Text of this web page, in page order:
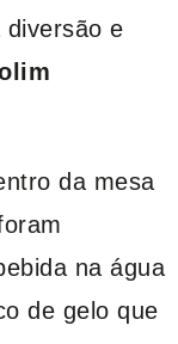
diversão e
da mesa
na água
de gelo que